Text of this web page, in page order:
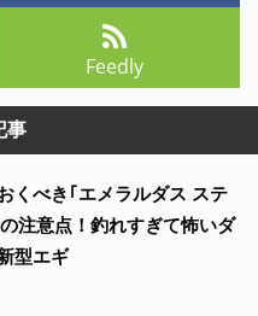
Feedly
事
くべき｢エメラルダス ステ
注意点！釣れすぎて怖いダ
型エギ